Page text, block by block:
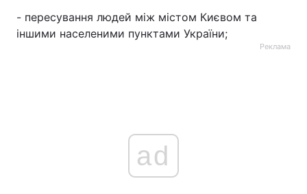
- пересування людей між містом Києвом та
іншими населеними пунктами України;
Реклама
ad